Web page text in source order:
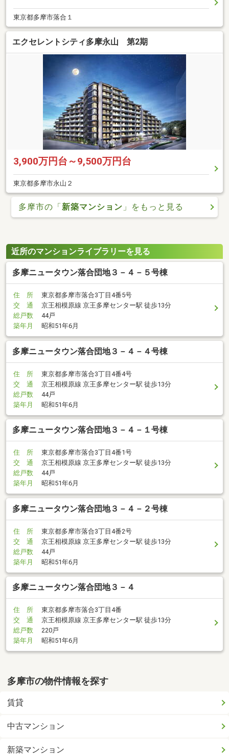
東京都多摩市落合１
エクセレントシティ多摩永山 第2期
3,900万円台～9,500万円台
東京都多摩市永山２
多摩市の「 新築マンション 」をもっと見る
近所のマンションライブラリーを見る
多摩ニュータウン落合団地３－４－５号棟
住 所
東京都多摩市落合3丁目4番5号
交 通
京王相模原線 京王多摩センター駅 徒歩13分
総戸数
44戸
築年月
昭和51年6月
多摩ニュータウン落合団地３－４－４号棟
住 所
東京都多摩市落合3丁目4番4号
交 通
京王相模原線 京王多摩センター駅 徒歩13分
総戸数
44戸
築年月
昭和51年6月
多摩ニュータウン落合団地３－４－１号棟
住 所
東京都多摩市落合3丁目4番1号
交 通
京王相模原線 京王多摩センター駅 徒歩13分
総戸数
44戸
築年月
昭和51年6月
多摩ニュータウン落合団地３－４－２号棟
住 所
東京都多摩市落合3丁目4番2号
交 通
京王相模原線 京王多摩センター駅 徒歩13分
総戸数
44戸
築年月
昭和51年6月
多摩ニュータウン落合団地３－４
住 所
東京都多摩市落合3丁目4番
交 通
京王相模原線 京王多摩センター駅 徒歩13分
総戸数
220戸
築年月
昭和51年6月
多摩市の物件情報を探す
賃貸
中古マンション
新築マンション